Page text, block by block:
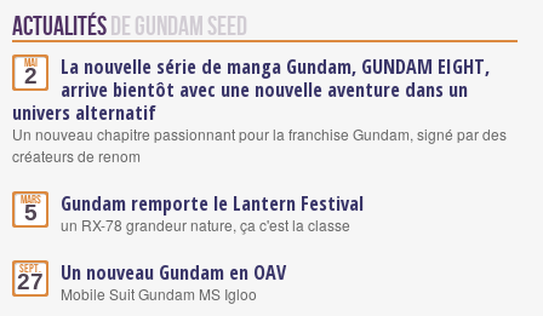
Actualitésde Gundam Seed
Mai
2
La nouvelle série de manga Gundam, GUNDAM EIGHT,
arrive bientôt avec une nouvelle aventure dans un
univers alternatif
Un nouveau chapitre passionnant pour la franchise Gundam, signé par des
créateurs de renom
Mars
5 Gundam remporte le Lantern Festival
un RX-78 grandeur nature, ça c'est la classe
Sept.
27 Un nouveau Gundam en OAV
Mobile Suit Gundam MS Igloo